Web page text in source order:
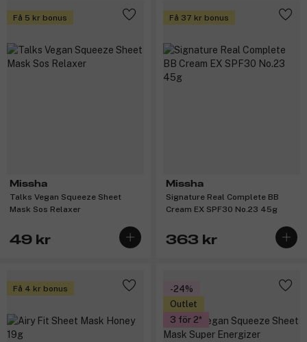
Få 5 kr bonus
Missha
Talks Vegan Squeeze Sheet
Mask Sos Relaxer
49 kr
Få 37 kr bonus
Missha
Signature Real Complete BB
Cream EX SPF30 No.23 45g
363 kr
Få 4 kr bonus
-24%
Outlet
3 för 2